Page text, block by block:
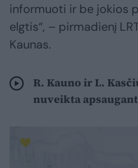
informuoti ir be jokios
elgtis“, – pirmadienį
Kaunas.
R. Kauno ir L.
nuveikta